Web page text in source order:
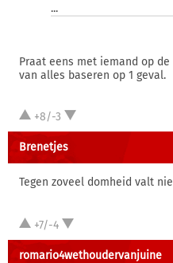
...
Praat eens met iemand op
van alles baseren op 1 geval.
+8/-3
Brenetjes
Tegen zoveel domheid valt
+7/-4
romario4wethoudervanjuine